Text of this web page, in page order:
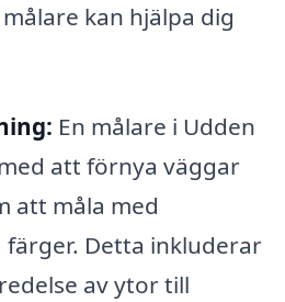
kan hjälpa dig
En målare i Udden
att förnya väggar
att måla med
Detta inkluderar
av ytor till